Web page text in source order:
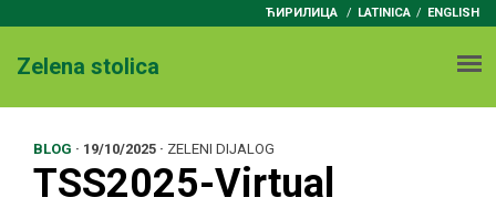
ЋИРИЛИЦА / LATINICA ENGLISH
Zelena stolica
BLOG · 19/10/2025 · ZELENI DIJALOG
TSS2025-Virtual